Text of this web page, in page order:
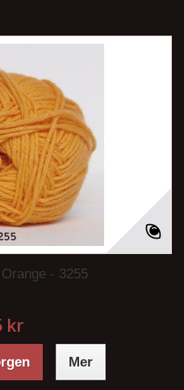
- 3255
kr
Mer